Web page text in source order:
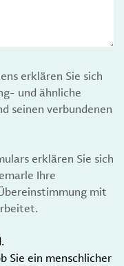
erklären Sie sich
und ähnliche
seinen verbundenen
erklären Sie sich
Ihre
mit
Sie ein menschlicher